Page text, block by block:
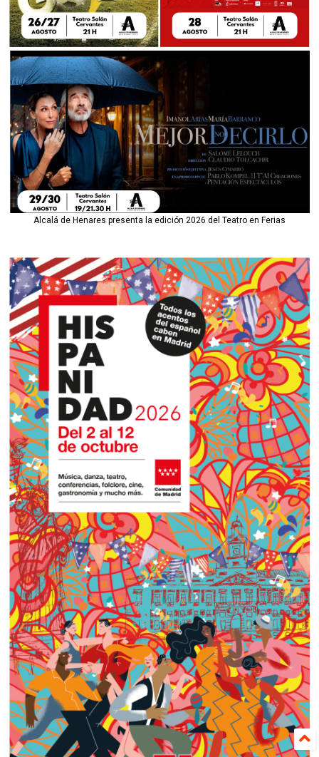
Alcalá de Henares presenta la edición 2026 del Teatro en Ferias